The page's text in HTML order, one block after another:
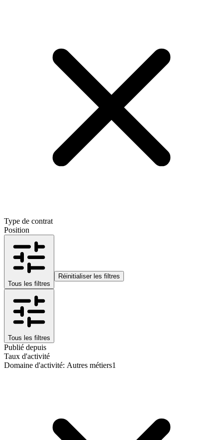
Type de contrat
Position
Tous les filtres
Réinitialiser les filtres
Tous les filtres
Publié depuis
Taux d'activité
Domaine d'activité: Autres métiers1